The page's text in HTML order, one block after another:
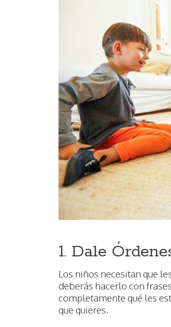
1. Dale
Los niños necesitan que
deberás hacerlo con
completamente qué les
que quieres.